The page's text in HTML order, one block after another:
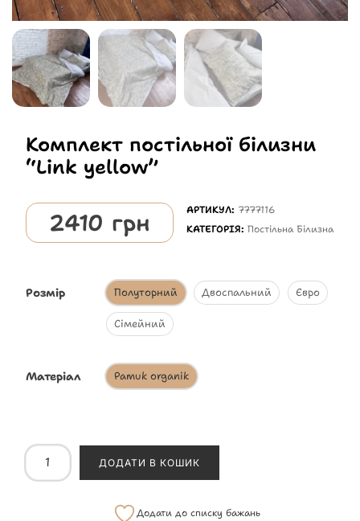
Комплект постільної білизни
“Link yellow”
2410 грн АРТИКУЛ: 7777116
КАТЕГОРІЯ:Постільна Білизна
Розмір Полуторний Двоспальний Євро
Сімейний
Матеріал Pamuk organik
ДОДАТИ В КОШИК
Додати до списку бажань